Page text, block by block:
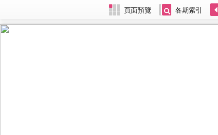
頁面預覽 各期索引